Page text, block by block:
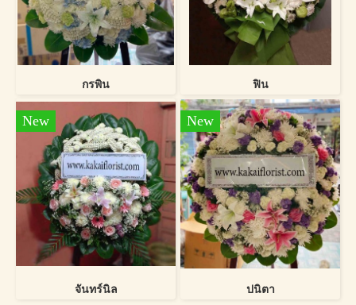
กรพิน ฟิน
New
จันทร์นิล
New
ปนิตา